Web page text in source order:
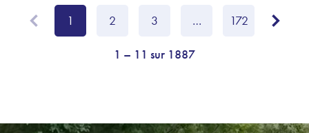
1 2 3 … 172
1 – 11 sur 1887